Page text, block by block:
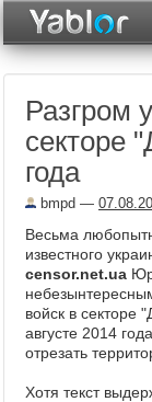
Разгром
секторе
года
bmpd —
Весьма
известного
censor.net.ua
войск в
августе 2014
отрезать
Хотя текст